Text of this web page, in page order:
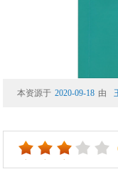
本资源于 2020-09-18 由